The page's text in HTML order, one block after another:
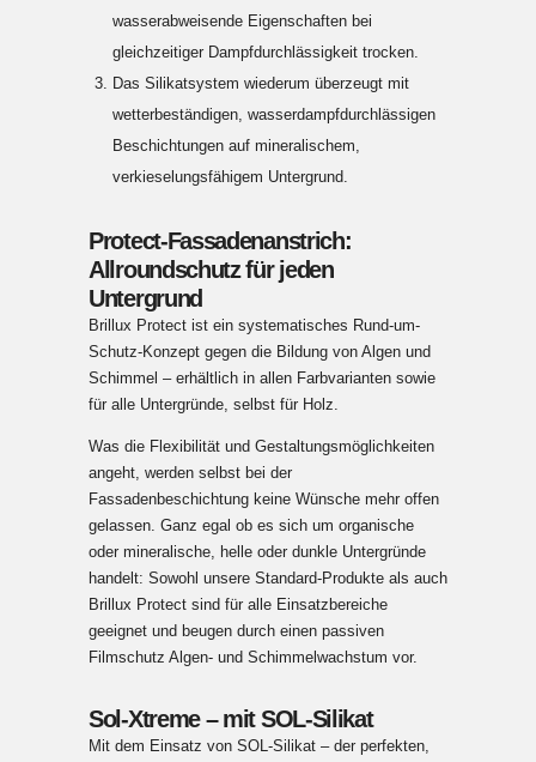
wasserabweisende Eigenschaften bei
gleichzeitiger Dampfdurchlässigkeit trocken.
Das Silikatsystem wiederum überzeugt mit
wetterbeständigen, wasserdampfdurchlässigen
Beschichtungen auf mineralischem,
verkieselungsfähigem Untergrund.
Protect-Fassadenanstrich:
Allroundschutz für jeden
Untergrund
Brillux Protect ist ein systematisches Rund-um-
Schutz-Konzept gegen die Bildung von Algen und
Schimmel – erhältlich in allen Farbvarianten sowie
für alle Untergründe, selbst für Holz.
Was die Flexibilität und Gestaltungsmöglichkeiten
angeht, werden selbst bei der
Fassadenbeschichtung keine Wünsche mehr offen
gelassen. Ganz egal ob es sich um organische
oder mineralische, helle oder dunkle Untergründe
handelt: Sowohl unsere Standard-Produkte als auch
Brillux Protect sind für alle Einsatzbereiche
geeignet und beugen durch einen passiven
Filmschutz Algen- und Schimmelwachstum vor.
Sol-Xtreme – mit SOL-Silikat
Mit dem Einsatz von SOL-Silikat – der perfekten,